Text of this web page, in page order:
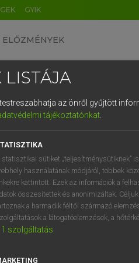
GYIK
ELŐZMÉNYEK
egyetemes
VAN ELŐFIZETÉSED?
megtekintéséhez.
LISTÁJA
az önről gyűjtött
tájékoztatónkat.
statisztikai sütiket „teljesítménysütiknek”
használatának módjáról, többek
kattintott. Ezek az információk a
összesítettek és anonimizáltak.
a harmadik féltől származó
a látogatóelemzések, a
1 szolgáltatás
DE CN FR ES IT NL
1 2 3 4 5
q w e r
a s d f g
í y x c v